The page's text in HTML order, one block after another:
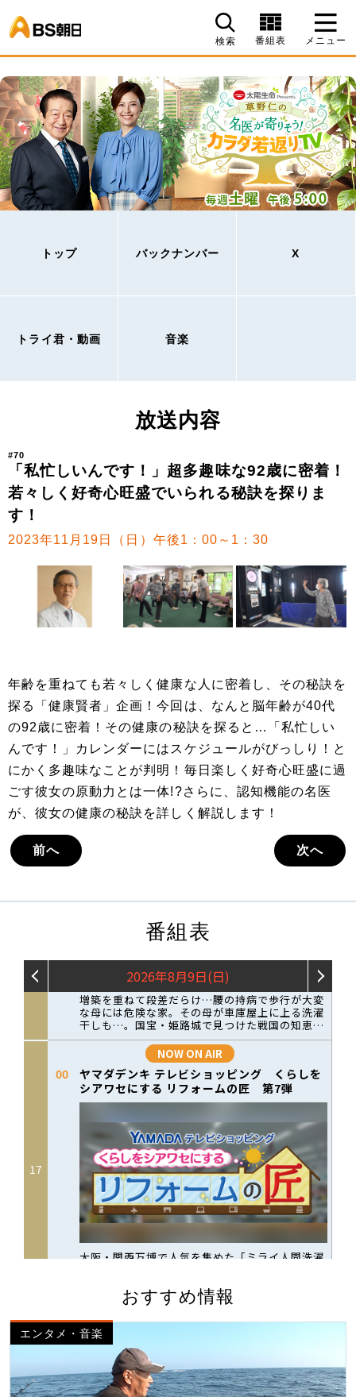
検索 番組表 メニュー
トップ バックナンバー X
トライ君・動画 音楽
放送内容
#70
「私忙しいんです！」超多趣味な92歳に密着！
若々しく好奇心旺盛でいられる秘訣を探りま
す！
2023年11月19日（日）午後1：00～1：30
年齢を重ねても若々しく健康な人に密着し、その秘訣を
探る「健康賢者」企画！今回は、なんと脳年齢が40代
の92歳に密着！その健康の秘訣を探ると…「私忙しい
んです！」カレンダーにはスケジュールがびっしり！と
にかく多趣味なことが判明！毎日楽しく好奇心旺盛に過
ごす彼女の原動力とは一体!?さらに、認知機能の名医
が、彼女の健康の秘訣を詳しく解説します！
前へ 次へ
番組表
おすすめ情報
エンタメ・音楽